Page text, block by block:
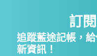
訂
追蹤藍途記帳，
新資訊！